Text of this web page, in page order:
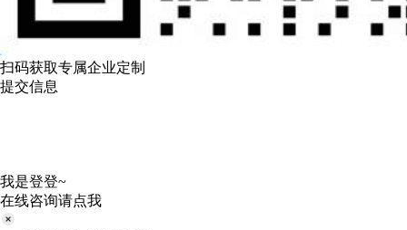
扫码获取专属企业定制
提交信息
我是登登~
在线咨询请点我